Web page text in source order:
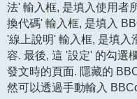
法' 輸入框, 是填入使用者
換代碼' 輸入框, 是填入
'線上說明' 輸入框, 是填入
容. 最後, 這 '設定' 的勾選
發文時的頁面. 隱藏的
然可以透過手動輸入